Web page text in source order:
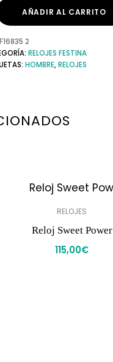
AÑADIR AL CARRITO
F16835 2
RELOJES FESTINA
HOMBRE,RELOJES
RELOJES
Reloj Sweet Power
115,00€